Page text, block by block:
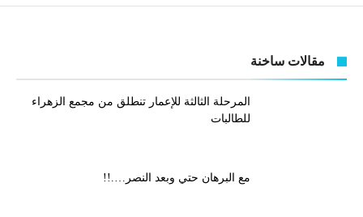
مقالات ساخنة
المرحلة الثالثة للإعمار تنطلق من مجمع الزهراء
للطالبات
مع البرهان حتي وبعد النصر….!!